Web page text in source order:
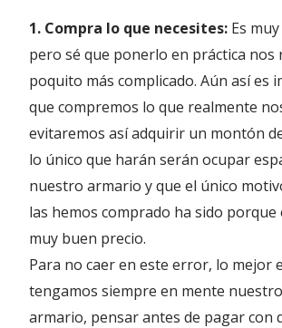
1. Compra lo que necesites: Es
pero sé que ponerlo en práctica nos
poquito más complicado. Aún así es
que compremos lo que realmente
evitaremos así adquirir un montón
lo único que harán serán ocupar
nuestro armario y que el único
las hemos comprado ha sido porque
muy buen precio.
Para no caer en este error, lo mejor
tengamos siempre en mente
armario, pensar antes de pagar con